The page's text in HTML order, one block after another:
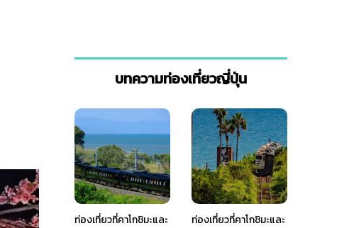
บทความท่องเที่ยวญี่ปุ่น
ท่องเที่ยวที่คาโกชิมะและ
ท่องเที่ยวที่คาโกชิมะและ